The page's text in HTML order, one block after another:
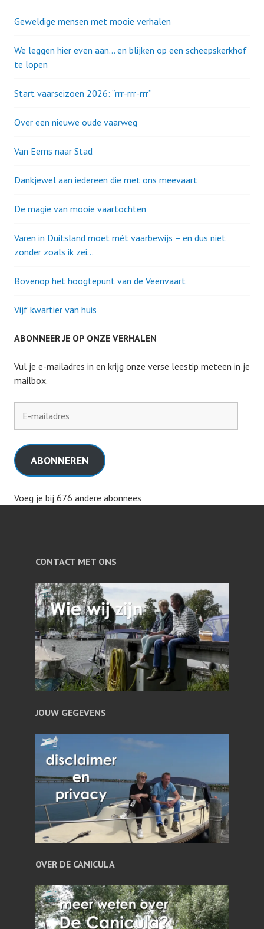
Geweldige mensen met mooie verhalen
We leggen hier even aan… en blijken op een scheepskerkhof
te lopen
Start vaarseizoen 2026: “rrr-rrr-rrr”
Over een nieuwe oude vaarweg
Van Eems naar Stad
Dankjewel aan iedereen die met ons meevaart
De magie van mooie vaartochten
Varen in Duitsland moet mét vaarbewijs – en dus niet
zonder zoals ik zei…
Bovenop het hoogtepunt van de Veenvaart
Vijf kwartier van huis
ABONNEER JE OP ONZE VERHALEN
Vul je e-mailadres in en krijg onze verse leestip meteen in je
mailbox.
mailadres
ABONNEREN
Voeg je bij 676 andere abonnees
CONTACT MET ONS
JOUW GEGEVENS
OVER DE CANICULA